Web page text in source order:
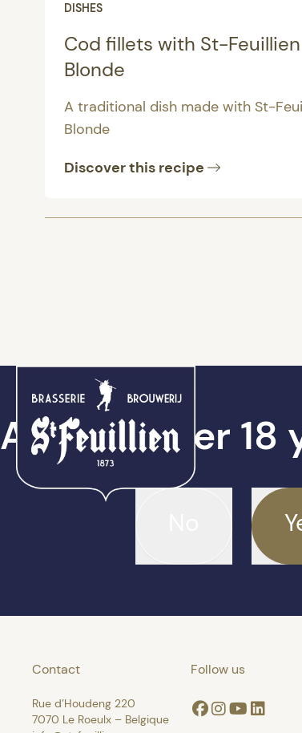
DISHES
Cod fillets with St-Feuillien
Blonde
A traditional dish made with St-
Blonde
Discover this recipe
Are you over 18
Contact
Rue d’Houdeng 220
7070 Le Roeulx – Belgique
Follow us
Facebook
Instagram
YoutubeLinkedin